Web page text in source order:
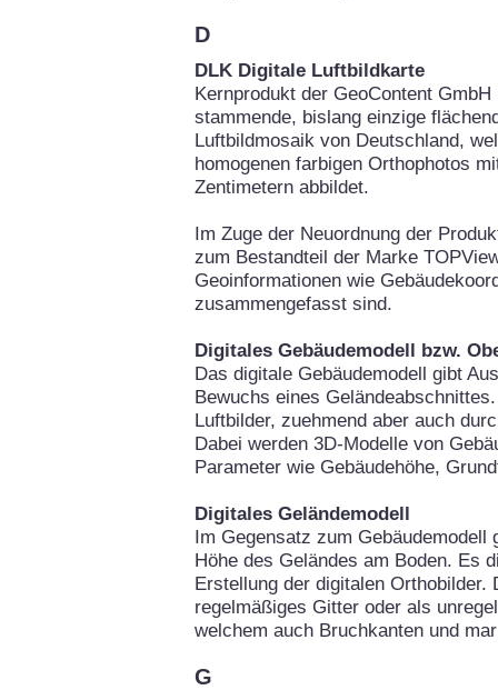
D
DLK Digitale Luftbildkarte
Kernprodukt der GeoContent
stammende, bislang einzige
Luftbildmosaik von Deutschland,
homogenen farbigen Orthophotos
Zentimetern abbildet.
Im Zuge der Neuordnung der
zum Bestandteil der Marke
Geoinformationen wie
zusammengefasst sind.
Digitales Gebäudemodell bzw.
Das digitale Gebäudemodell gibt
Bewuchs eines
Luftbilder, zuehmend aber auch
Dabei werden 3D-Modelle von
Parameter wie Gebäudehöhe,
Digitales Geländemodell
Im Gegensatz zum
Höhe des Geländes am Boden. Es
Erstellung der digitalen
regelmäßiges Gitter oder als
welchem auch Bruchkanten und
G